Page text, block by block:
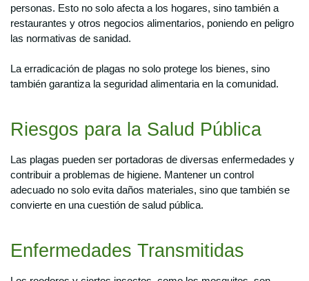
personas. Esto no solo afecta a los hogares, sino también a
restaurantes y otros negocios alimentarios, poniendo en peligro
las normativas de sanidad.
La erradicación de plagas no solo protege los bienes, sino
también garantiza la seguridad alimentaria en la comunidad.
Riesgos para la Salud Pública
Las plagas pueden ser portadoras de diversas enfermedades y
contribuir a problemas de higiene. Mantener un control
adecuado no solo evita daños materiales, sino que también se
convierte en una cuestión de salud pública.
Enfermedades Transmitidas